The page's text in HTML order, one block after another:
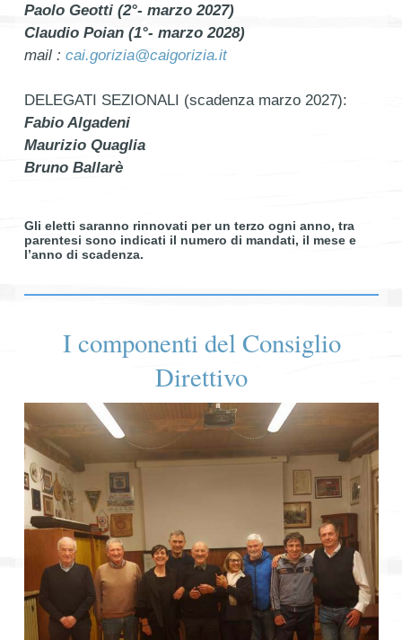
Paolo Geotti (2°- marzo 2027)
Claudio Poian (1°- marzo 2028)
mail : cai.gorizia@caigorizia.it
DELEGATI SEZIONALI (scadenza marzo 2027):
Fabio Algadeni
Maurizio Quaglia
Bruno Ballarè
Gli eletti saranno rinnovati per un terzo ogni anno, tra
parentesi sono indicati il numero di mandati, il mese e
l’anno di scadenza.
I componenti del Consiglio
Direttivo